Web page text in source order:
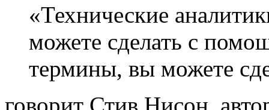
«Технические
можете сделать с
термины, вы можете
говорит Стив Нисон,